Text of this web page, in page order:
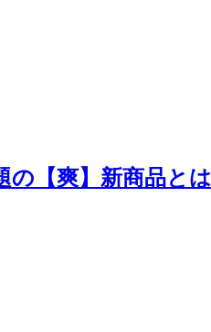
の【爽】新商品とは